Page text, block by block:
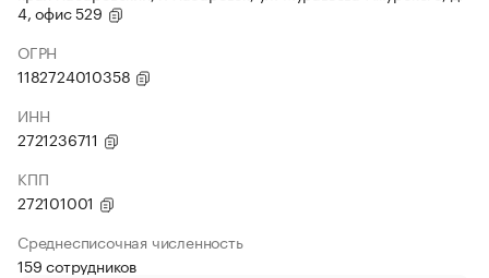
4, офис 529
ОГРН
1182724010358
ИНН
2721236711
КПП
272101001
Среднесписочная численность
159 сотрудников